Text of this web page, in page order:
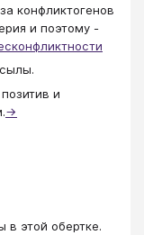
конфликтогенов
и поэтому -
и
→
в этой обертке.